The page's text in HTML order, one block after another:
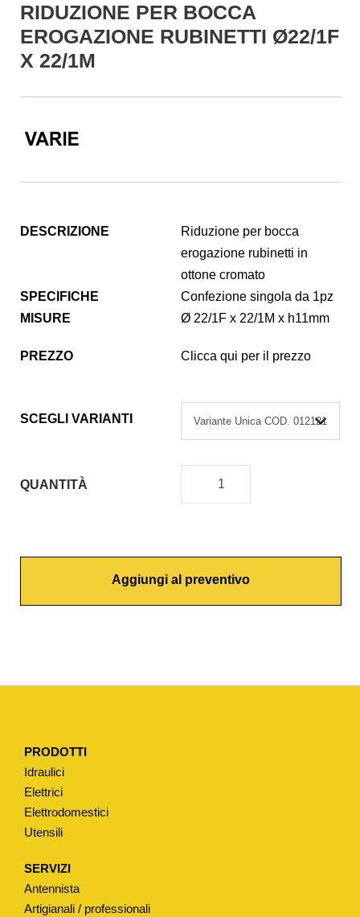
RIDUZIONE PER BOCCA
EROGAZIONE RUBINETTI Ø22/1F
X 22/1M
DESCRIZIONE
Riduzione per bocca
erogazione rubinetti in
ottone cromato
SPECIFICHE
Confezione singola da 1pz
MISURE
Ø 22/1F x 22/1M x h11mm
PREZZO Clicca qui per il prezzo
SCEGLI VARIANTI
QUANTITÀ
R
U
I
P
B
O
C
C
E
R
O
Aggiungi al preventivo
PRODOTTI
Idraulici
Elettrici
Elettrodomestici
Utensili
SERVIZI
Antennista
Artigianali / professionali